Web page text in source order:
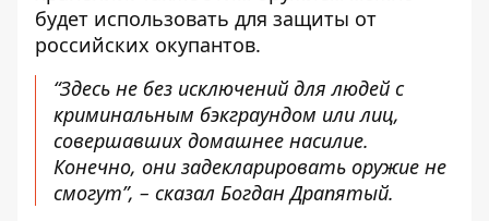
будет использовать для защиты от
российских окупантов.
“Здесь не без исключений для людей с
криминальным бэкграундом или лиц,
совершавших домашнее насилие.
Конечно, они задекларировать оружие не
смогут”, – сказал Богдан Драпятый.